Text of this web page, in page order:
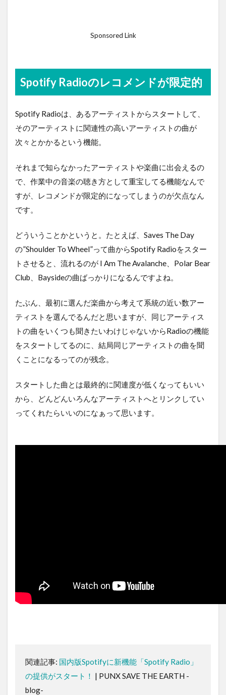
Sponsored Link
Spotify Radioのレコメンドが限定的
Spotify Radioは、あるアーティストからスタートして、
そのアーティストに関連性の高いアーティストの曲が
次々とかかるという機能。
それまで知らなかったアーティストや楽曲に出会えるの
で、作業中の音楽の聴き方として重宝してる機能なんで
すが、レコメンドが限定的になってしまうのが欠点なん
です。
どういうことかというと。たとえば、Saves The Day
の”Shoulder To Wheel”って曲からSpotify Radioをスター
トさせると、流れるのが I Am The Avalanche、Polar Bear
Club、Baysideの曲ばっかりになるんですよね。
たぶん、最初に選んだ楽曲から考えて系統の近い数アー
ティストを選んでるんだと思いますが、同じアーティス
トの曲をいくつも聞きたいわけじゃないからRadioの機能
をスタートしてるのに、結局同じアーティストの曲を聞
くことになるってのが残念。
スタートした曲とは最終的に関連度が低くなってもいい
から、どんどんいろんなアーティストへとリンクしてい
ってくれたらいいのになぁって思います。
関連記事: 国内版Spotifyに新機能「Spotify Radio」
の提供がスタート！ | PUNX SAVE THE EARTH -
blog-